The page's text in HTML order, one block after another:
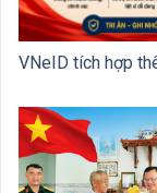
VNeID tích hợp